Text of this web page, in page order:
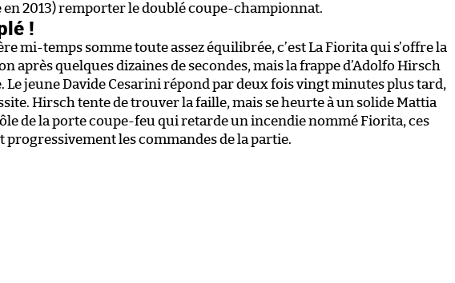
en 2013) remporter le doublé coupe-championnat.
!
mi-temps somme toute assez équilibrée, c’est La Fiorita qui s’offre la
après quelques dizaines de secondes, mais la frappe d’Adolfo Hirsch
Le jeune Davide Cesarini répond par deux fois vingt minutes plus tard,
Hirsch tente de trouver la faille, mais se heurte à un solide Mattia
de la porte coupe-feu qui retarde un incendie nommé Fiorita, ces
les commandes de la partie.